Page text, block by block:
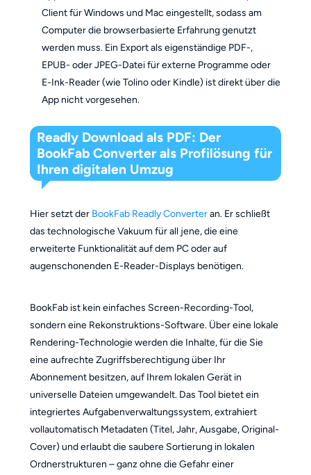
Client für Windows und Mac eingestellt, sodass am
Computer die browserbasierte Erfahrung genutzt
werden muss. Ein Export als eigenständige PDF-,
EPUB- oder JPEG-Datei für externe Programme oder
E-Ink-Reader (wie Tolino oder Kindle) ist direkt über die
App nicht vorgesehen.
Readly Download als PDF: Der
BookFab Converter als Profilösung für
Ihren digitalen Umzug
Hier setzt der BookFab Readly Converteran. Er schließt
das technologische Vakuum für all jene, die eine
erweiterte Funktionalität auf dem PC oder auf
augenschonenden E-Reader-Displays benötigen.
BookFab ist kein einfaches Screen-Recording-Tool,
sondern eine Rekonstruktions-Software. Über eine lokale
Rendering-Technologie werden die Inhalte, für die Sie
eine aufrechte Zugriffsberechtigung über Ihr
Abonnement besitzen, auf Ihrem lokalen Gerät in
universelle Dateien umgewandelt. Das Tool bietet ein
integriertes Aufgabenverwaltungssystem, extrahiert
vollautomatisch Metadaten (Titel, Jahr, Ausgabe, Original-
Cover) und erlaubt die saubere Sortierung in lokalen
Ordnerstrukturen – ganz ohne die Gefahr einer